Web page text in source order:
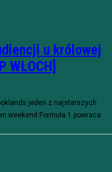
u królowej
WŁOCH]
jeden z najstarszych
weekend Formuła 1 powraca